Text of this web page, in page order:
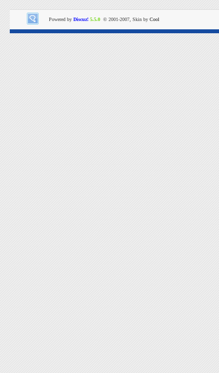
Powered by Discuz! 5.5.0 © 2001-2007, Skin by Cool